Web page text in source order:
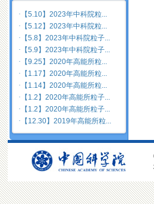
· 【5.10】2023年中科院粒...
· 【5.12】2023年中科院粒...
· 【5.8】2023年中科院粒子...
· 【5.9】2023年中科院粒子...
· 【9.25】2020年高能所粒...
· 【1.17】2020年高能所粒...
· 【1.14】2020年高能所粒...
· 【1.2】2020年高能所粒子...
· 【1.2】2020年高能所粒子...
· 【12.30】2019年高能所粒...